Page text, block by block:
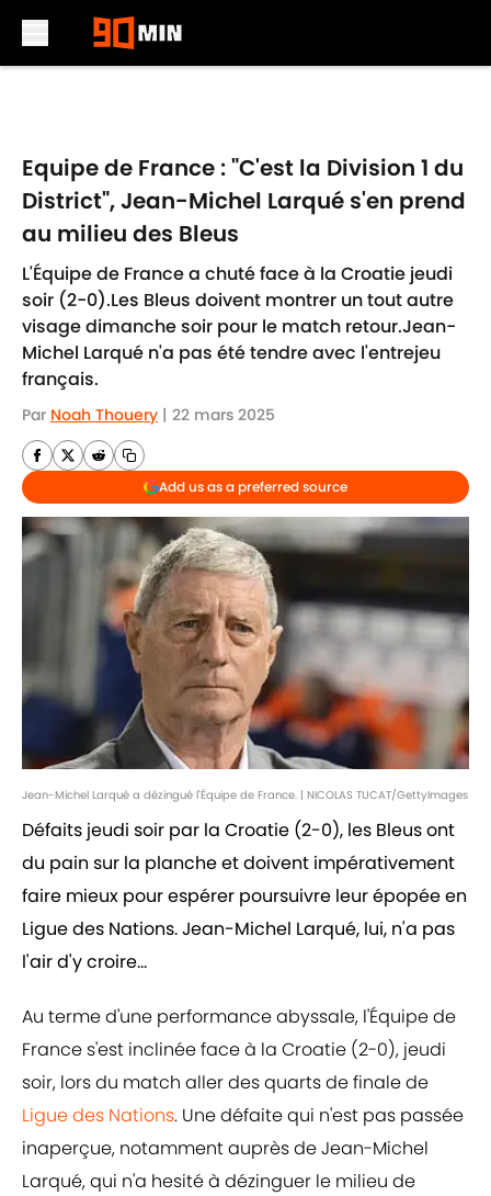
Equipe de France : "C'est la Division 1 du
District", Jean-Michel Larqué s'en prend
au milieu des Bleus
L'Équipe de France a chuté face à la Croatie jeudi
soir (2-0).Les Bleus doivent montrer un tout autre
visage dimanche soir pour le match retour.Jean-
Michel Larqué n'a pas été tendre avec l'entrejeu
français.
Par Noah Thouery | 22 mars 2025
Add us as a preferred source
Jean-Michel Larqué a dézingué l'Équipe de France. | NICOLAS TUCAT/GettyImages
Défaits jeudi soir par la Croatie (2-0), les Bleus ont
du pain sur la planche et doivent impérativement
faire mieux pour espérer poursuivre leur épopée en
Ligue des Nations. Jean-Michel Larqué, lui, n'a pas
l'air d'y croire...
Au terme d'une performance abyssale, l'Équipe de
France s'est inclinée face à la Croatie (2-0), jeudi
soir, lors du match aller des quarts de finale de
Ligue des Nations. Une défaite qui n'est pas passée
inaperçue, notamment auprès de Jean-Michel
Larqué, qui n'a hesité à dézinguer le milieu de